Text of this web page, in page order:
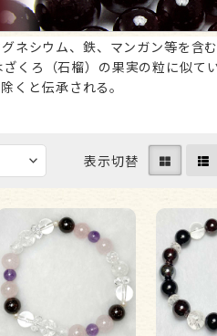
ネシウム、鉄、マンガン等を含
くろ（石榴）の果実の粒に似て
くと伝承される。
表示切替